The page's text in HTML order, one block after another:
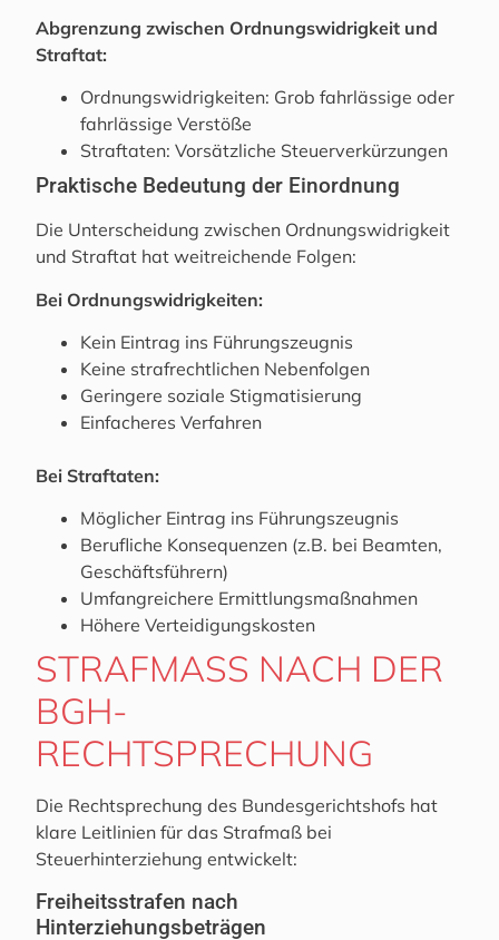
Abgrenzung zwischen Ordnungswidrigkeit und
Straftat:
Ordnungswidrigkeiten: Grob fahrlässige oder
fahrlässige Verstöße
Straftaten: Vorsätzliche Steuerverkürzungen
Praktische Bedeutung der Einordnung
Die Unterscheidung zwischen Ordnungswidrigkeit
und Straftat hat weitreichende Folgen:
Bei Ordnungswidrigkeiten:
Kein Eintrag ins Führungszeugnis
Keine strafrechtlichen Nebenfolgen
Geringere soziale Stigmatisierung
Einfacheres Verfahren
Bei Straftaten:
Möglicher Eintrag ins Führungszeugnis
Berufliche Konsequenzen (z.B. bei Beamten,
Geschäftsführern)
Umfangreichere Ermittlungsmaßnahmen
Höhere Verteidigungskosten
STRAFMASS NACH DER B
GH-R
ECHTSPRECHUNG
Die Rechtsprechung des Bundesgerichtshofs hat
klare Leitlinien für das Strafmaß bei
Steuerhinterziehung entwickelt:
Freiheitsstrafen nach
Hinterziehungsbeträgen